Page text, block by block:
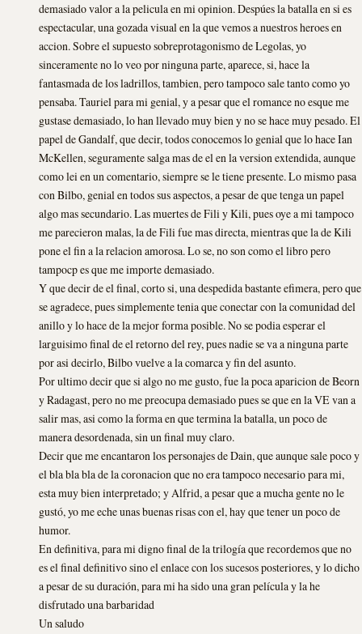
demasiado valor a la pelicula en mi opinion. Despúes la batalla en si es
espectacular, una gozada visual en la que vemos a nuestros heroes en
accion. Sobre el supuesto sobreprotagonismo de Legolas, yo
sinceramente no lo veo por ninguna parte, aparece, si, hace la
fantasmada de los ladrillos, tambien, pero tampoco sale tanto como yo
pensaba. Tauriel para mi genial, y a pesar que el romance no esque me
gustase demasiado, lo han llevado muy bien y no se hace muy pesado. El
papel de Gandalf, que decir, todos conocemos lo genial que lo hace Ian
McKellen, seguramente salga mas de el en la version extendida, aunque
como lei en un comentario, siempre se le tiene presente. Lo mismo pasa
con Bilbo, genial en todos sus aspectos, a pesar de que tenga un papel
algo mas secundario. Las muertes de Fili y Kili, pues oye a mi tampoco
me parecieron malas, la de Fili fue mas directa, mientras que la de Kili
pone el fin a la relacion amorosa. Lo se, no son como el libro pero
tampocp es que me importe demasiado.
Y que decir de el final, corto si, una despedida bastante efimera, pero que
se agradece, pues simplemente tenia que conectar con la comunidad del
anillo y lo hace de la mejor forma posible. No se podia esperar el
larguisimo final de el retorno del rey, pues nadie se va a ninguna parte
por asi decirlo, Bilbo vuelve a la comarca y fin del asunto.
Por ultimo decir que si algo no me gusto, fue la poca aparicion de Beorn
y Radagast, pero no me preocupa demasiado pues se que en la VE van a
salir mas, asi como la forma en que termina la batalla, un poco de
manera desordenada, sin un final muy claro.
Decir que me encantaron los personajes de Dain, que aunque sale poco y
el bla bla bla de la coronacion que no era tampoco necesario para mi,
esta muy bien interpretado; y Alfrid, a pesar que a mucha gente no le
gustó, yo me eche unas buenas risas con el, hay que tener un poco de
humor.
En definitiva, para mi digno final de la trilogía que recordemos que no
es el final definitivo sino el enlace con los sucesos posteriores, y lo dicho
a pesar de su duración, para mi ha sido una gran película y la he
disfrutado una barbaridad
Un saludo